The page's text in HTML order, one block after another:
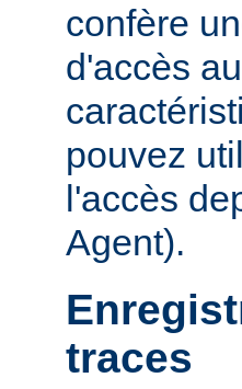
confère
d'accès
pouvez
l'accès
Agent).
traces